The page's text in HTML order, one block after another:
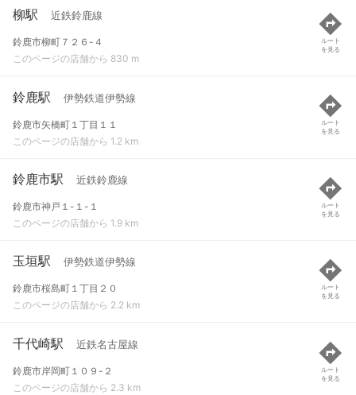
柳駅 近鉄鈴鹿線
鈴鹿市柳町７２６-４
このページの店舗から 830 m
ルート
を見る
鈴鹿駅 伊勢鉄道伊勢線
鈴鹿市矢橋町１丁目１１
このページの店舗から 1.2 km
ルート
を見る
鈴鹿市駅 近鉄鈴鹿線
鈴鹿市神戸１-１-１
このページの店舗から 1.9 km
ルート
を見る
玉垣駅 伊勢鉄道伊勢線
鈴鹿市桜島町１丁目２０
このページの店舗から 2.2 km
ルート
を見る
千代崎駅 近鉄名古屋線
鈴鹿市岸岡町１０９-２
このページの店舗から 2.3 km
ルート
を見る